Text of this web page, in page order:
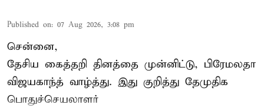
Published on: 07 Aug 2026, 3:08 pm
சென்னை,
தேசிய கைத்தறி தினத்தை முன்னிட்டு, பிரேமலதா
விஜயகாந்த் வாழ்த்து. இது குறித்து தேமுதிக
பொதுச்செயலாளர்